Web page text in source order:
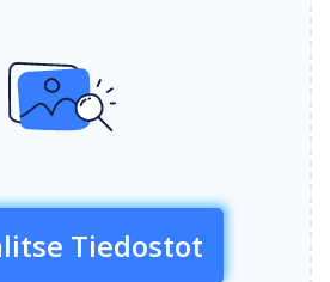
Tiedostot